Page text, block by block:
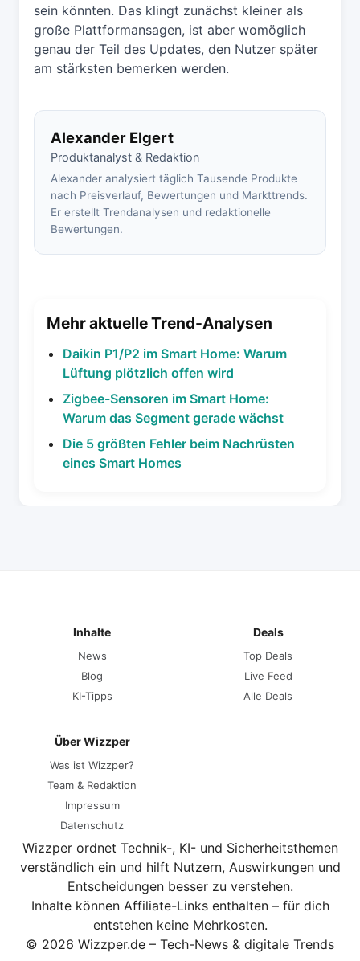
sein könnten. Das klingt zunächst kleiner als
große Plattformansagen, ist aber womöglich
genau der Teil des Updates, den Nutzer später
am stärksten bemerken werden.
Alexander Elgert
Produktanalyst & Redaktion
Alexander analysiert täglich Tausende Produkte
nach Preisverlauf, Bewertungen und Markttrends.
Er erstellt Trendanalysen und redaktionelle
Bewertungen.
Mehr aktuelle Trend-Analysen
Daikin P1/P2 im Smart Home: Warum
Lüftung plötzlich offen wird
Zigbee-Sensoren im Smart Home:
Warum das Segment gerade wächst
Die 5 größten Fehler beim Nachrüsten
eines Smart Homes
Inhalte
News
Blog
KI-Tipps
Deals
Top Deals
Live Feed
Alle Deals
Über Wizzper
Was ist Wizzper?
Team & Redaktion
Impressum
Datenschutz
Wizzper ordnet Technik-, KI- und Sicherheitsthemen
verständlich ein und hilft Nutzern, Auswirkungen und
Entscheidungen besser zu verstehen.
Inhalte können Affiliate-Links enthalten – für dich
entstehen keine Mehrkosten.
© 2026 Wizzper.de – Tech-News & digitale Trends